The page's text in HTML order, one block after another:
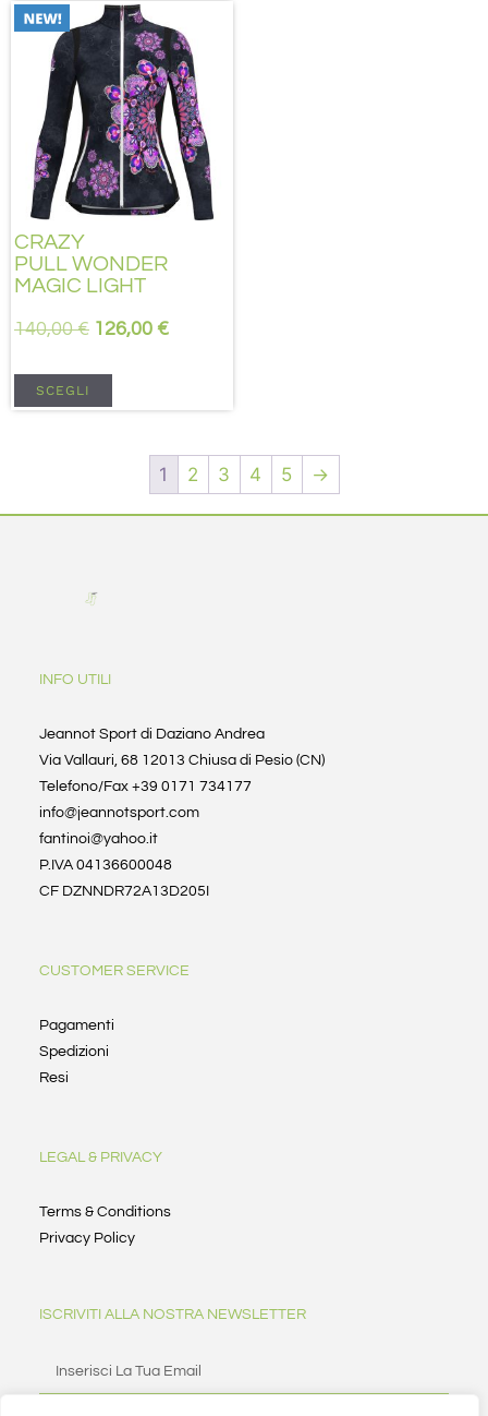
CRAZY
PULL WONDER
MAGIC LIGHT
140,00€ 126,00 €
SCEGLI
1 2 3 4 5 →
INFO UTILI
Jeannot Sport di Daziano Andrea
Via Vallauri, 68 12013 Chiusa di Pesio (CN)
Telefono/Fax +39 0171 734177
info@jeannotsport.com
fantinoi@yahoo.it
P.IVA 04136600048
CF DZNNDR72A13D205I
CUSTOMER SERVICE
Pagamenti
Spedizioni
Resi
LEGAL & PRIVACY
Terms & Conditions
Privacy Policy
ISCRIVITI ALLA NOSTRA NEWSLETTER